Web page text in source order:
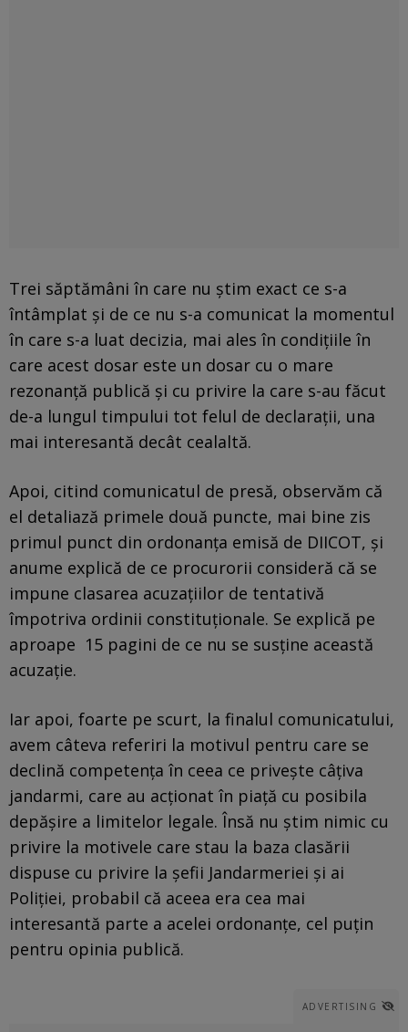
Trei săptămâni în care nu știm exact ce s-a
întâmplat și de ce nu s-a comunicat la momentul
în care s-a luat decizia, mai ales în condițiile în
care acest dosar este un dosar cu o mare
rezonanță publică și cu privire la care s-au făcut
de-a lungul timpului tot felul de declarații, una
mai interesantă decât cealaltă.
Apoi, citind comunicatul de presă, observăm că
el detaliază primele două puncte, mai bine zis
primul punct din ordonanța emisă de DIICOT, și
anume explică de ce procurorii consideră că se
impune clasarea acuzațiilor de tentativă
împotriva ordinii constituționale. Se explică pe
aproape 15 pagini de ce nu se susține această
acuzație.
Iar apoi, foarte pe scurt, la finalul comunicatului,
avem câteva referiri la motivul pentru care se
declină competența în ceea ce privește câțiva
jandarmi, care au acționat în piață cu posibila
depășire a limitelor legale. Însă nu știm nimic cu
privire la motivele care stau la baza clasării
dispuse cu privire la șefii Jandarmeriei și ai
Poliției, probabil că aceea era cea mai
interesantă parte a acelei ordonanțe, cel puțin
pentru opinia publică.
ADVERTISING